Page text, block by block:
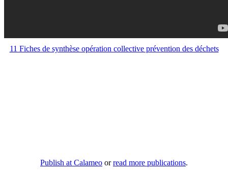
11 Fiches de synthèse opération collective prévention des déchets
Publish at Calameo orread more publications.